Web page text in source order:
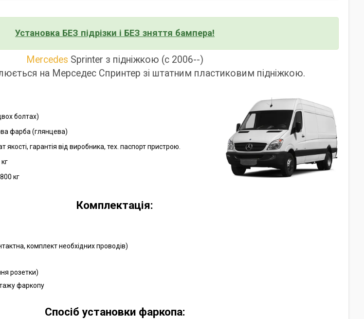
Установка БЕЗ підрізки і БЕЗ зняття бампера!
Mercedes Sprinter з підніжкою (c 2006--)
на Мерседес Спринтер зі штатним пластиковим підніжкою.
болтах)
фарба (глянцева)
якості, гарантія від виробника, тех. паспорт пристрою.
00 кг
Комплектація:
комплект необхідних проводів)
розетки)
фаркопу
Спосіб установки фаркопа: